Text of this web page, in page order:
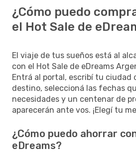
¿Cómo puedo
el Hot Sale de
El viaje de tus sueños está al
con el Hot Sale de eDreams
Entrá al portal, escribí tu ciudad
destino, seleccioná las fechas
necesidades y un centenar de
aparecerán ante vos. ¡Elegí tu
¿Cómo puedo ahorrar
eDreams?